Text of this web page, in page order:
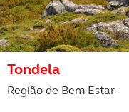
Tondela
Região de Bem Estar